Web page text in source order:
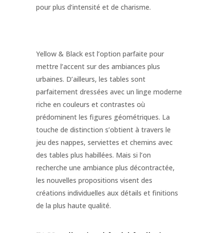
pour plus d’intensité et de charisme.
Yellow & Black est l’option parfaite pour
mettre l’accent sur des ambiances plus
urbaines. D’ailleurs, les tables sont
parfaitement dressées avec un linge moderne
riche en couleurs et contrastes où
prédominent les figures géométriques. La
touche de distinction s’obtient à travers le
jeu des nappes, serviettes et chemins avec
des tables plus habillées. Mais si l’on
recherche une ambiance plus décontractée,
les nouvelles propositions visent des
créations individuelles aux détails et finitions
de la plus haute qualité.